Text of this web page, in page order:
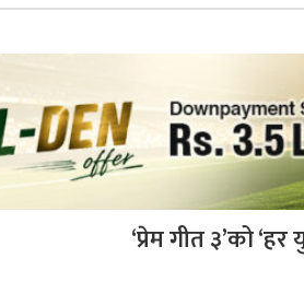
‘प्रेम गीत ३’को